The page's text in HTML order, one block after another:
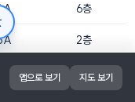
6층
2층
4층
앱으로 보기 지도 보기